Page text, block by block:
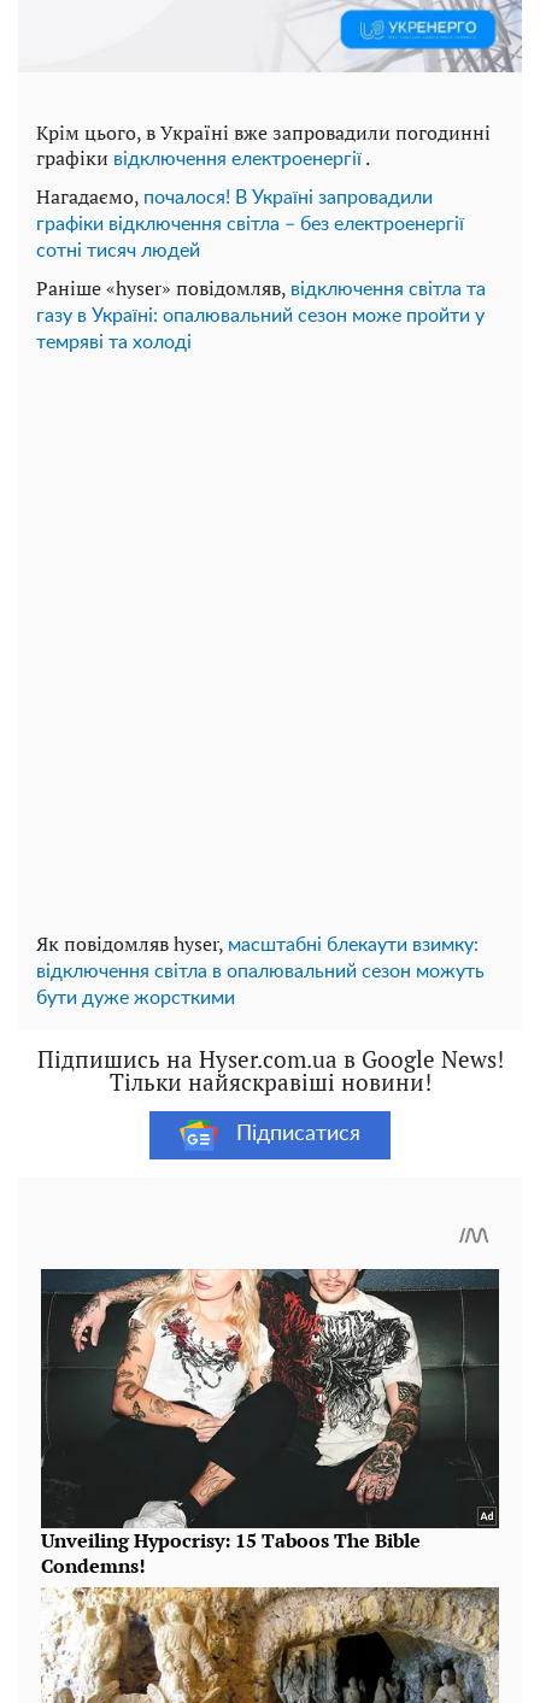
Крім цього, в Україні вже запровадили погодинні
графіки відключення електроенергії .
Нагадаємо, почалося! В Україні запровадили
графіки відключення світла – без електроенергії
сотні тисяч людей
Раніше «hyser» повідомляв, відключення світла та
газу в Україні: опалювальний сезон може пройти у
темряві та холоді
Як повідомляв hyser, масштабні блекаути взимку:
відключення світла в опалювальний сезон можуть
бути дуже жорсткими
Підпишись на Hyser.com.ua в Google News!
Тільки найяскравіші новини!
Підписатися